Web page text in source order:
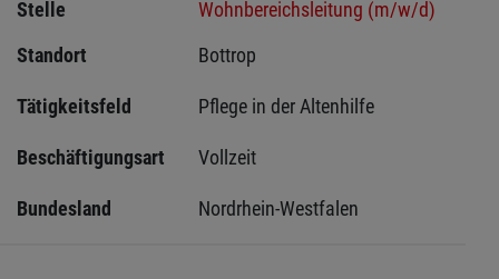
Stelle
Wohnbereichsleitung (m/w/d)
Standort
Bottrop
Tätigkeitsfeld Pflege in der Altenhilfe
Beschäftigungsart Vollzeit
Bundesland Nordrhein-Westfalen